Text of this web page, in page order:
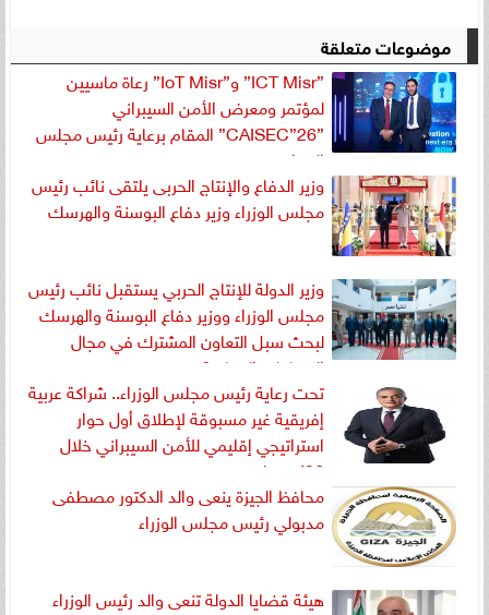
موضوعات متعلقة
”ICT Misr” و”IoT Misr” رعاة ماسيين
لمؤتمر ومعرض الأمن السيبراني
”CAISEC”26” المقام برعاية رئيس مجلس
الوزراء
وزير الدفاع والإنتاج الحربى يلتقى نائب رئيس
مجلس الوزراء وزير دفاع البوسنة والهرسك
وزير الدولة للإنتاج الحربي يستقبل نائب رئيس
مجلس الوزراء ووزير دفاع البوسنة والهرسك
لبحث سبل التعاون المشترك في مجال
الصناعات الدفاعية
تحت رعاية رئيس مجلس الوزراء.. شراكة عربية
إفريقية غير مسبوقة لإطلاق أول حوار
استراتيجي إقليمي للأمن السيبراني خلال
caisec ’26
محافظ الجيزة ينعى والد الدكتور مصطفى
مدبولي رئيس مجلس الوزراء
هيئة قضايا الدولة تنعى والد رئيس الوزراء